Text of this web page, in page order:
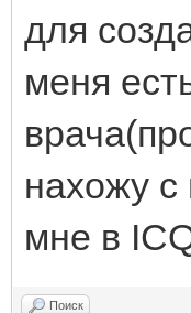
для
меня
нахожу
мне в
Поиск